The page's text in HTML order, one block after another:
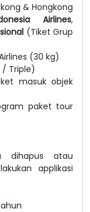
& Hongkong
Airlines,
(Tiket Grup
(30 kg)
Triple)
masuk objek
paket tour
dihapus atau
applikasi